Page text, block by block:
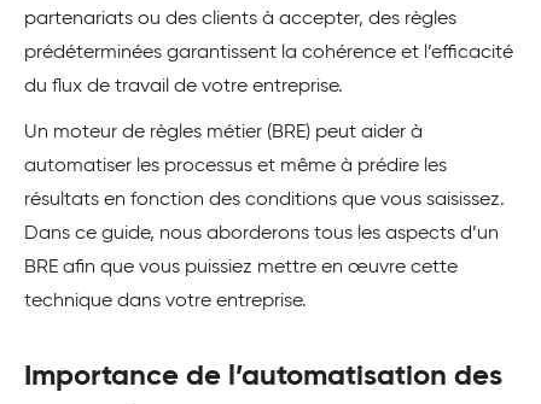
partenariats ou des clients à accepter, des règles
prédéterminées garantissent la cohérence et l’efficacité
du flux de travail de votre entreprise.
Un moteur de règles métier (BRE) peut aider à
automatiser les processus et même à prédire les
résultats en fonction des conditions que vous saisissez.
Dans ce guide, nous aborderons tous les aspects d’un
BRE afin que vous puissiez mettre en œuvre cette
technique dans votre entreprise.
Importance de l’automatisation des